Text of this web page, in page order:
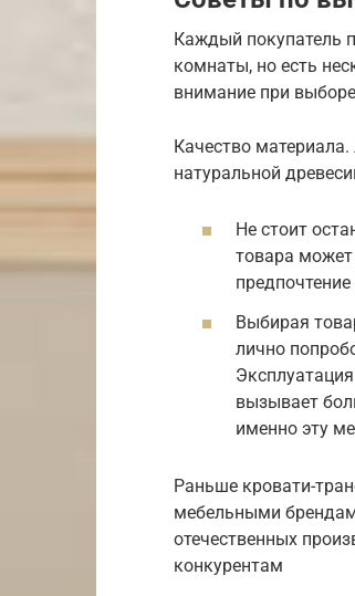
Каждый покупатель
комнаты, но есть
внимание при
Качество
натуральной
Не стоит
товара может
Выбирая
лично
вызывает
именно эту
Раньше кровати-
мебельными
отечественных
конкурентам